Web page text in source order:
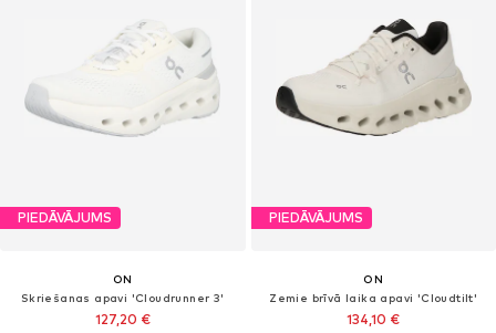
PIEDĀVĀJUMS
ON
Skriešanas apavi 'Cloudrunner 3'
127,20 €
PIEDĀVĀJUMS
ON
Zemie brīvā laika apavi 'Cloudtilt'
134,10 €